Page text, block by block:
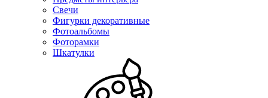
Свечи
Фигурки декоративные
Фотоальбомы
Фоторамки
Шкатулки